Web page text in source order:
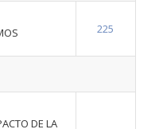
225
DE LA